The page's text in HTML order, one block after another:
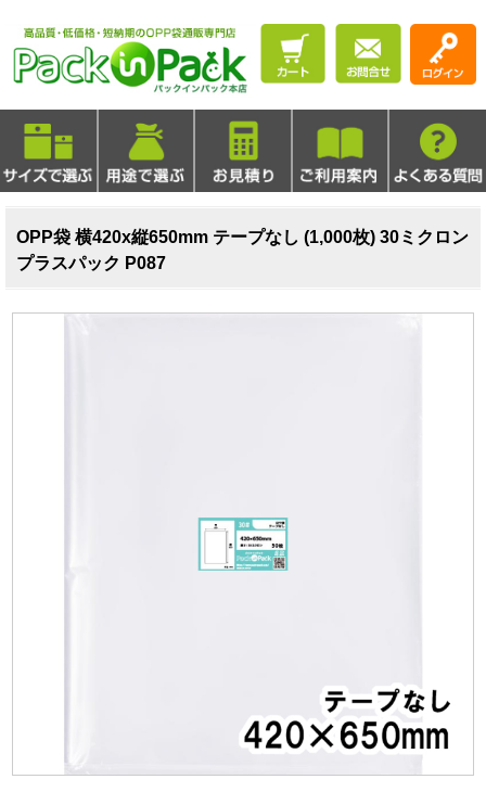
OPP袋 横420x縦650mm テープなし (1,000枚) 30ミクロン
プラスパック P087